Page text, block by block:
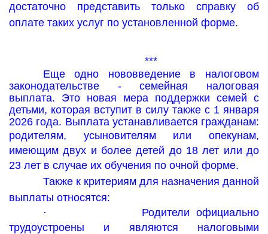
достаточно представить только справку об
оплате таких услуг по установленной форме.
***
Еще одно нововведение в налоговом
законодательстве - семейная налоговая
выплата. Это новая мера поддержки семей с
детьми, которая вступит в силу также с 1 января
2026 года. Выплата устанавливается гражданам:
родителям, усыновителямили опекунам,
имеющим двух и более детей до 18 лет или до
23 лет в случае их обучения по очной форме.
Также к критериям для назначения данной
выплаты относятся:
·
Родителиофициально
трудоустроены и являются налоговыми